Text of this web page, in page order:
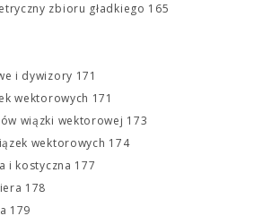
zbioru gładkiego 165
i dywizory 171
wektorowych 171
wiązki wektorowej 173
wektorowych 174
i kostyczna 177
178
179